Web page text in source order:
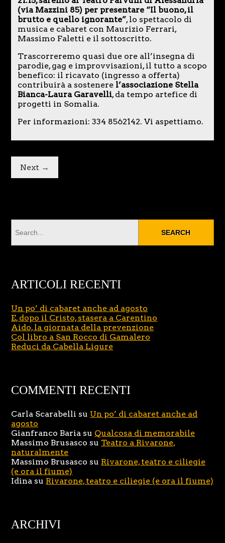
(via Mazzini 85) per presentare “Il buono, il
brutto e quello ignorante”, lo spettacolo di
musica e cabaret con Maurizio Ferrari,
Massimo Faletti e il sottoscritto.
Trascorreremo quasi due ore all’insegna di
parodie, gag e improvvisazioni, il tutto a scopo
benefico: il ricavato (ingresso a offerta)
contribuirà a sostenerel’associazione Stella
Bianca-Laura Garavelli, da tempo artefice di
progetti in Somalia.
Per informazioni: 334 8562142. Vi aspettiamo.
Next →
ARTICOLI RECENTI
Un po’ di cabaret anche ad agosto
E, dopo il Cristo, stasera a Carentino
Aido, la giornata della prevenzione
Col libro a San Rocco di Gamalero
Reduci da Cabella Ligure
COMMENTI RECENTI
Carla Scarabelli su Un po’ di cabaret anche ad
agosto
Gianfranco Baria su Qualcosa di memorabile
Massimo Brusasco su Teatro a Rivarone,
naturalmente
Massimo Brusasco su Rivarone, teatro e ciliegie
(e ora il fiume)
Idina su Rivarone, teatro e ciliegie (e ora il fiume)
ARCHIVI